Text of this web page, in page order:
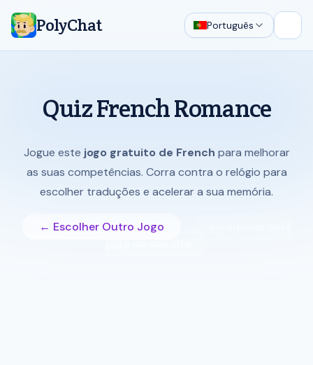
PolyChat Português
Quiz French Romance
Jogue este jogo gratuito de French para melhorar
as suas competências. Corra contra o relógio para
escolher traduções e acelerar a sua memória.
← Escolher Outro Jogo